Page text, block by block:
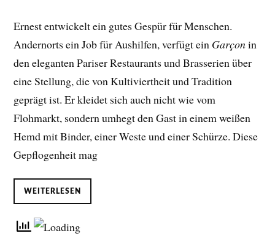
Ernest entwickelt ein gutes Gespür für Menschen.
Andernorts ein Job für Aushilfen, verfügt ein Garçonin
den eleganten Pariser Restaurants und Brasserien über
eine Stellung, die von Kultiviertheit und Tradition
geprägt ist. Er kleidet sich auch nicht wie vom
Flohmarkt, sondern umhegt den Gast in einem weißen
Hemd mit Binder, einer Weste und einer Schürze. Diese
Gepflogenheit mag
WEITERLESEN